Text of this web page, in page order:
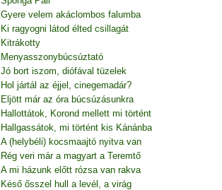
Gyere velem akáclombos falumba
Ki ragyogni látod élted csillagát
Kitrákotty
Menyasszonybúcsúztató
Jó bort iszom, diófával tüzelek
Hol jártál az éjjel, cinegemadár?
Eljött már az óra búcsúzásunkra
Hallottátok, Korond mellett mi történt
Hallgassátok, mi történt kis Kánánba
A (helybéli) kocsmaajtó nyitva van
Rég veri már a magyart a Teremtő
A mi házunk előtt rózsa van rakva
Késő ősszel hull a levél, a virág